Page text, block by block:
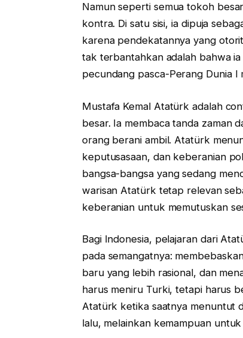
Namun seperti semua tokoh
kontra. Di satu sisi, ia dipuja
karena pendekatannya yang
tak terbantahkan adalah bahwa
pecundang pasca-Perang Dunia
Mustafa Kemal Atatürk adalah
besar. Ia membaca tanda zaman
orang berani ambil. Atatürk
keputusasaan, dan keberanian
bangsa-bangsa yang sedang
warisan Atatürk tetap relevan
keberanian untuk memutuskan
Bagi Indonesia, pelajaran dari
pada semangatnya:
baru yang lebih rasional, dan
harus meniru Turki, tetapi harus
Atatürk ketika saatnya menuntut
lalu, melainkan kemampuan